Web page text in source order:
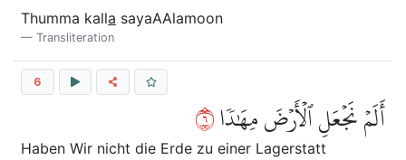
Thumma kalla sayaAAlamoon
Transliteration
6
أَلَمۡ نَجۡعَلِ ٱلۡأَرۡضَ مِهَٰدٗا٦
Haben Wir nicht die Erde zu einer Lagerstatt